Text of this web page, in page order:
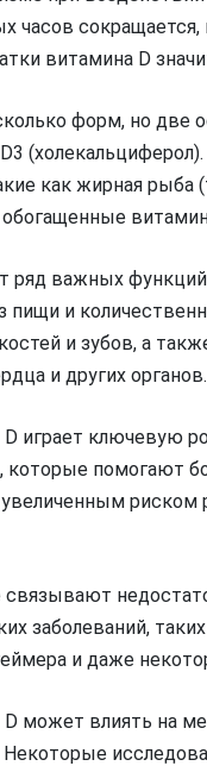
часов
витамина D
форм, но две
как жирная рыба
ряд важных
пищи и
и зубов, а
и других органов.
играет ключевую
которые помогают
заболеваний,
и даже
может влиять на
Некоторые